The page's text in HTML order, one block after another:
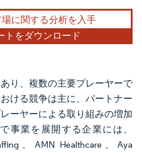
はCC BY 4.0の表示が必要です。
に関する分析を入手
トをダウンロード
り、複数の主要プレーヤーで
ける競争は主に、パートナー
ーヤーによる取り組みの増加
事業を展開する企業には、
、AMN Healthcare、Aya